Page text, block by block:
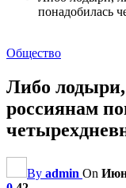
понадобилась
Общество
Либо лодыри,
россиянам
By admin On Июн